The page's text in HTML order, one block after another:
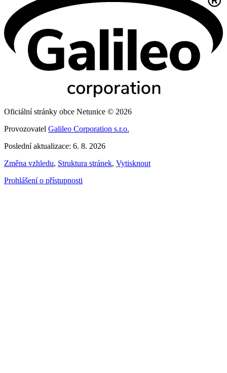
Oficiální stránky obce Netunice © 2026
Provozovatel Galileo Corporation s.r.o.
Poslední aktualizace: 6. 8. 2026
Změna vzhledu, Struktura stránek, Vytisknout
Prohlášení o přístupnosti